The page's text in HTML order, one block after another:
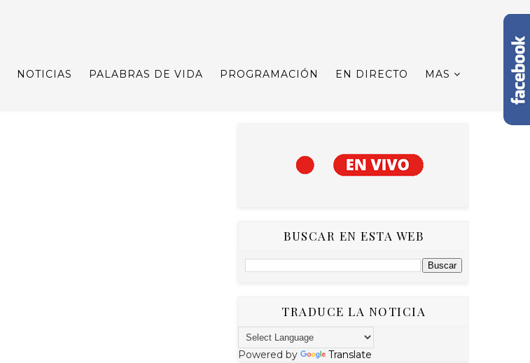
NOTICIAS PALABRAS DE VIDA PROGRAMACIÓN EN DIRECTO MAS
BUSCAR EN ESTA WEB
TRADUCE LA NOTICIA
Powered by Translate